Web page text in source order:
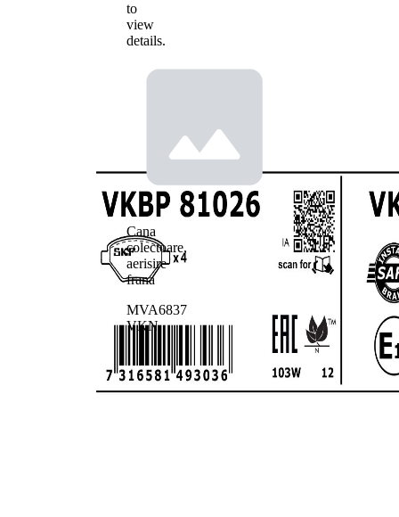
to
view
details.
Cana
colectoare,
aerisire
frana
MVA6837
VKN